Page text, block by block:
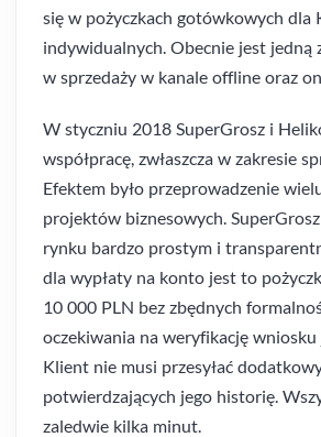
się w pożyczkach gotówkowych dla
indywidualnych. Obecnie jest jedną
w sprzedaży w kanale offline oraz
W styczniu 2018 SuperGrosz i
współpracę, zwłaszcza w zakresie
Efektem było przeprowadzenie
projektów biznesowych.
rynku bardzo prostym i
dla wypłaty na konto jest to
10 000 PLN bez zbędnych
oczekiwania na weryfikację wniosku
Klient nie musi przesyłać
potwierdzających jego historię.
zaledwie kilka minut.